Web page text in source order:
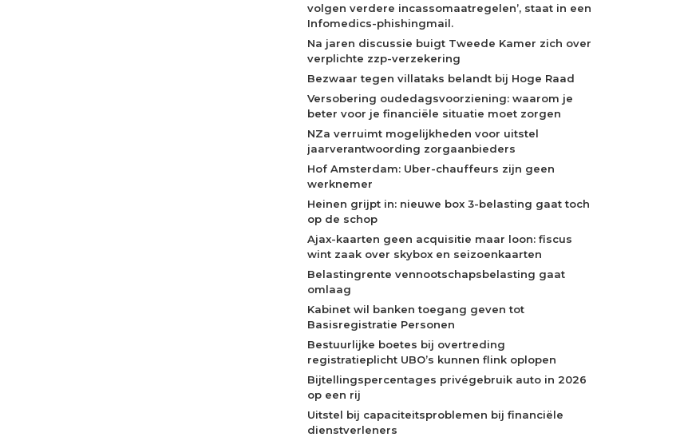
volgen verdere incassomaatregelen’, staat in een
Infomedics-phishingmail.
Na jaren discussie buigt Tweede Kamer zich over
verplichte zzp-verzekering
Bezwaar tegen villataks belandt bij Hoge Raad
Versobering oudedagsvoorziening: waarom je
beter voor je financiële situatie moet zorgen
NZa verruimt mogelijkheden voor uitstel
jaarverantwoording zorgaanbieders
Hof Amsterdam: Uber-chauffeurs zijn geen
werknemer
Heinen grijpt in: nieuwe box 3-belasting gaat toch
op de schop
Ajax-kaarten geen acquisitie maar loon: fiscus
wint zaak over skybox en seizoenkaarten
Belastingrente vennootschapsbelasting gaat
omlaag
Kabinet wil banken toegang geven tot
Basisregistratie Personen
Bestuurlijke boetes bij overtreding
registratieplicht UBO’s kunnen flink oplopen
Bijtellingspercentages privégebruik auto in 2026
op een rij
Uitstel bij capaciteitsproblemen bij financiële
dienstverleners